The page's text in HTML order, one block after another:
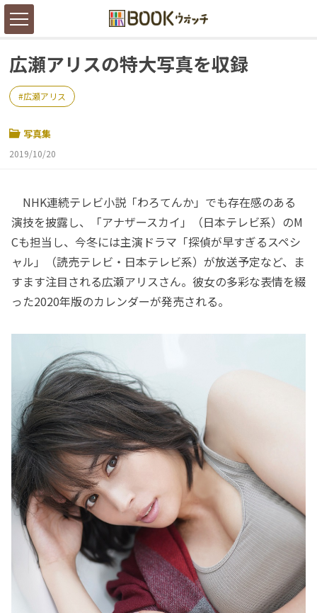
広瀬アリスの特大写真を収録
広瀬アリス
写真集
2019/10/20
NHK連続テレビ小説「わろてんか」でも存在感のある
演技を披露し、「アナザースカイ」（日本テレビ系）のM
Cも担当し、今冬には主演ドラマ「探偵が早すぎるスペシ
ャル」（読売テレビ・日本テレビ系）が放送予定など、ま
すます注目される広瀬アリスさん。彼女の多彩な表情を綴
った2020年版のカレンダーが発売される。